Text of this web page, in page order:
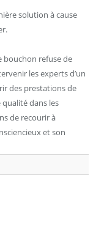
solution à cause
bouchon refuse de
les experts d’un
des prestations de
dans les
de recourir à
et son